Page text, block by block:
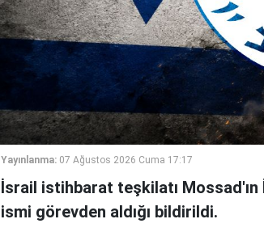
Yayınlanma: 07 Ağustos 2026 Cuma 17:17
İsrail istihbarat teşkilatı Mossad'ın
ismi görevden aldığı bildirildi.